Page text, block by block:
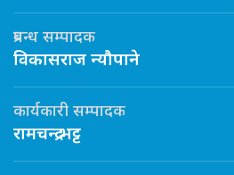
प्रबन्ध सम्पादक
विकासराज न्यौपाने
कार्यकारी सम्पादक
रामचन्द्र भट्ट